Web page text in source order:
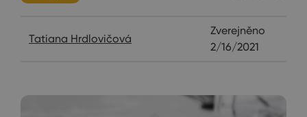
Tatiana Hrdlovičová
Zverejněno
2/16/2021